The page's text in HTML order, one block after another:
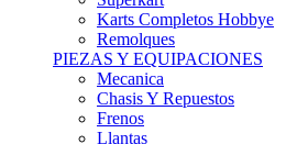
Remolques
PIEZAS Y EQUIPACIONES
Mecanica
Chasis Y Repuestos
Frenos
Llantas
Neumáticos